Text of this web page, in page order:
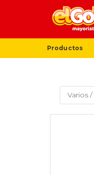
Productos
Varios /